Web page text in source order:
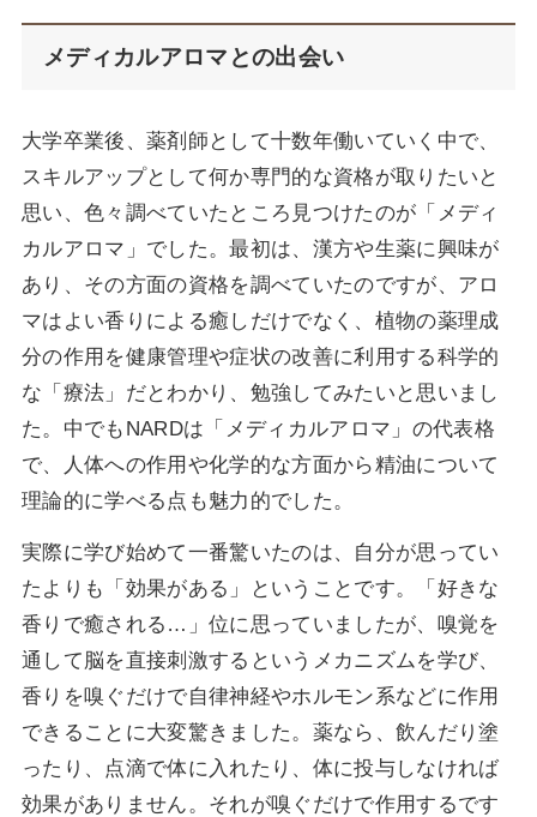
メディカルアロマとの出会い
大学卒業後、薬剤師として十数年働いていく中で、
スキルアップとして何か専門的な資格が取りたいと
思い、色々調べていたところ見つけたのが「メディ
カルアロマ」でした。最初は、漢方や生薬に興味が
あり、その方面の資格を調べていたのですが、アロ
マはよい香りによる癒しだけでなく、植物の薬理成
分の作用を健康管理や症状の改善に利用する科学的
な「療法」だとわかり、勉強してみたいと思いまし
た。中でもNARDは「メディカルアロマ」の代表格
で、人体への作用や化学的な方面から精油について
理論的に学べる点も魅力的でした。
実際に学び始めて一番驚いたのは、自分が思ってい
たよりも「効果がある」ということです。「好きな
香りで癒される…」位に思っていましたが、嗅覚を
通して脳を直接刺激するというメカニズムを学び、
香りを嗅ぐだけで自律神経やホルモン系などに作用
できることに大変驚きました。薬なら、飲んだり塗
ったり、点滴で体に入れたり、体に投与しなければ
効果がありません。それが嗅ぐだけで作用するです